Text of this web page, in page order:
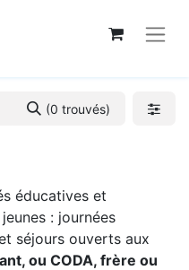
(0 trouvés)
éducatives et
: journées
séjours ouverts aux
ou CODA, frère ou